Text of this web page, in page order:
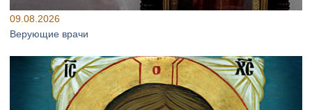
09.08.2026
Верующие врачи